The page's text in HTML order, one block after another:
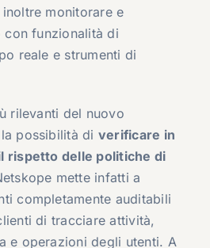
monitorare e
funzionalità di
reale e strumenti di
rilevanti del nuovo
possibilità di verificare in
rispetto delle politiche di
mette infatti a
completamente auditabili
di tracciare attività,
e operazioni degli utenti. A